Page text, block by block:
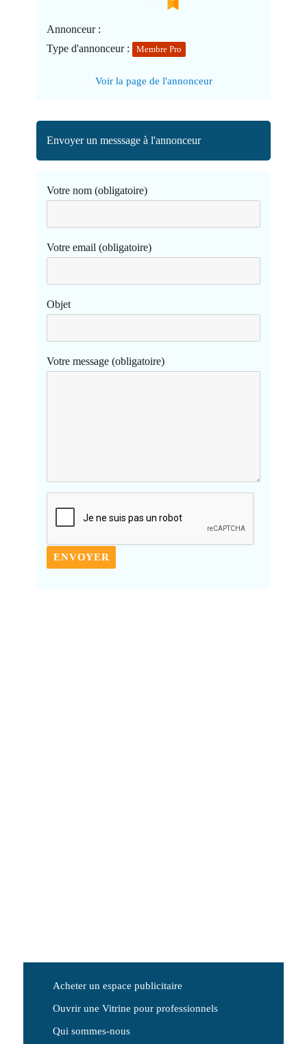
Annonceur :
Type d'annonceur :
Membre Pro
Voir la page de l'annonceur
Envoyer un messsage à l'annonceur
Votre nom (obligatoire)
Votre email (obligatoire)
Objet
Votre message (obligatoire)
Acheter un espace publicitaire
Ouvrir une Vitrine pour professionnels
Qui sommes-nous